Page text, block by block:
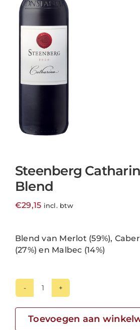
Steenberg
Blend
€29,15 incl. btw
Blend van Merlot (59%),
(27%) en Malbec (14%)
Steenberg
Red
Toevoegen aan